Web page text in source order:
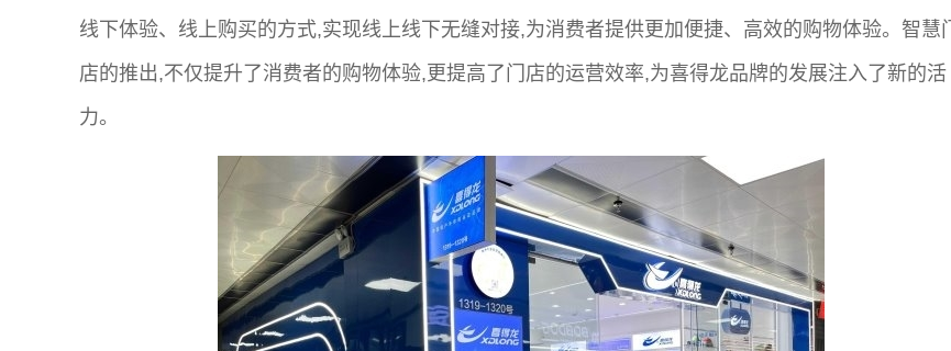
线下体验、线上购买的方式,实现线上线下无缝对接,为消费者提供更加便捷、高效的购物体验。智慧门
店的推出,不仅提升了消费者的购物体验,更提高了门店的运营效率,为喜得龙品牌的发展注入了新的活
力。